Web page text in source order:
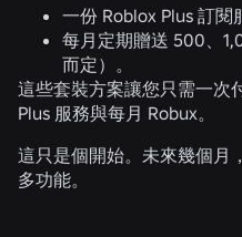
一份 Roblox Plus 訂閱
每月定期贈送 500、
而定）。
這些套裝方案讓您只需一次
Plus 服務與每月 Robux。
這只是個開始。未來幾個月
多功能。